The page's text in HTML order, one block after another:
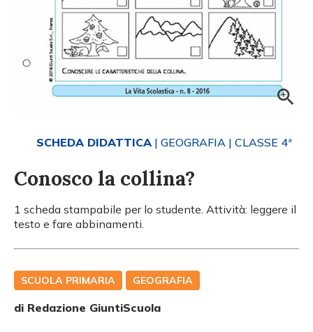
SCHEDA DIDATTICA | GEOGRAFIA | CLASSE 4ª
Conosco la collina?
1 scheda stampabile per lo studente. Attività: leggere il
testo e fare abbinamenti.
SCUOLA PRIMARIA GEOGRAFIA
di Redazione GiuntiScuola